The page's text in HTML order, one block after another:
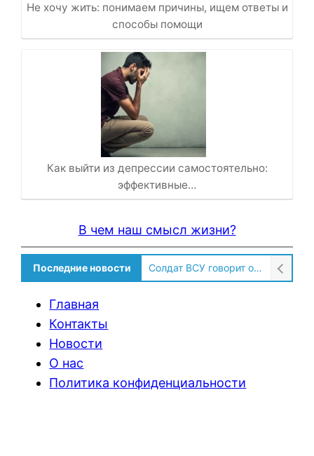
Не хочу жить: понимаем причины, ищем ответы и
способы помощи
Как выйти из депрессии самостоятельно:
эффективные…
В чем наш смысл жизни?
Последние новости Солдат ВСУ говорит о том, чтобы продавали топливо для ремонта техники в Угледаре
Главная
Контакты
Новости
О нас
Политика конфиденциальности